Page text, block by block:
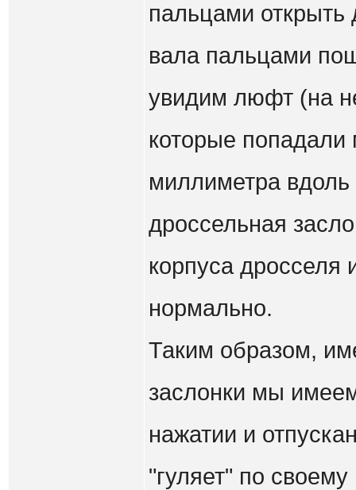
пальцами открыть
вала пальцами
увидим люфт (на
которые попадали
миллиметра
дроссельная
корпуса дросселя
нормально.
Таким образом,
заслонки мы
нажатии и
"гуляет" по